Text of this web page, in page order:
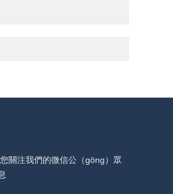
關注我們的微信公（gōng）眾